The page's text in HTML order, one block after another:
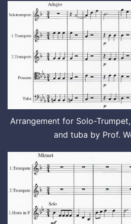
Arrangement for Solo-
and tuba by Prof.